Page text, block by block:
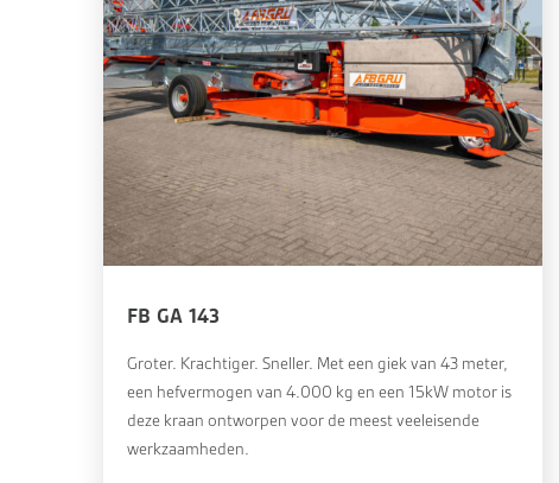
FB GA 143
Groter. Krachtiger. Sneller. Met een giek van 43 meter,
een hefvermogen van 4.000 kg en een 15kW motor is
deze kraan ontworpen voor de meest veeleisende
werkzaamheden.